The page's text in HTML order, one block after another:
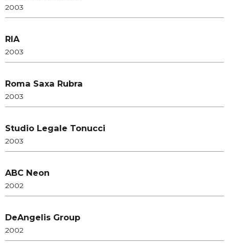
2003
RIA
2003
Roma Saxa Rubra
2003
Studio Legale Tonucci
2003
ABC Neon
2002
DeAngelis Group
2002